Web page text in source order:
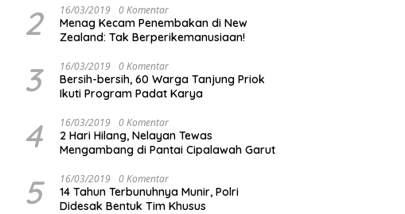
2 16/03/2019 0 Komentar
Menag Kecam Penembakan di New
Zealand: Tak Berperikemanusiaan!
3 16/03/2019 0 Komentar
Bersih-bersih, 60 Warga Tanjung Priok
Ikuti Program Padat Karya
4 16/03/2019 0 Komentar
2 Hari Hilang, Nelayan Tewas
Mengambang di Pantai Cipalawah Garut
5 16/03/2019 0 Komentar
14 Tahun Terbunuhnya Munir, Polri
Didesak Bentuk Tim Khusus